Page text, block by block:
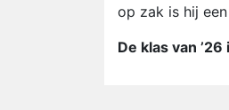
op zak is hij
De klas van